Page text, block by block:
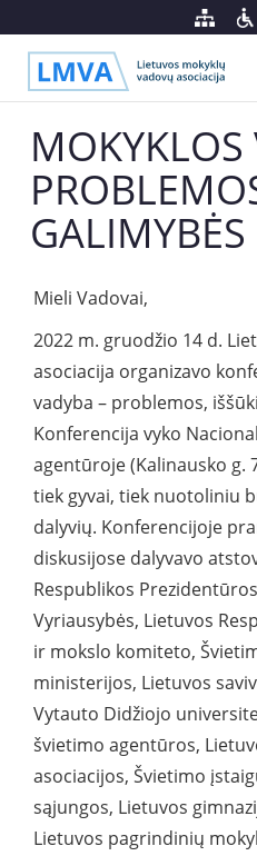
MOKYKLOS
GALIMYBĖS
Mieli Vadovai,
2022 m. gruodžio 14 d.
asociacija organizavo
vadyba – problemos,
Konferencija vyko
agentūroje (Kalinausko g.
tiek gyvai, tiek nuotoliniu
dalyvių. Konferencijoje
diskusijose dalyvavo
Respublikos
Vyriausybės, Lietuvos
ir mokslo komiteto,
ministerijos, Lietuvos
Vytauto Didžiojo
švietimo agentūros,
asociacijos, Švietimo
sąjungos, Lietuvos
Lietuvos pagrindinių